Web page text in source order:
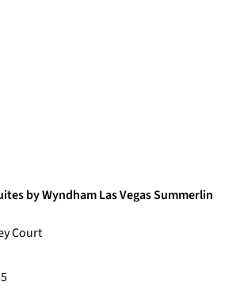
by Wyndham Las Vegas Summerlin
Court